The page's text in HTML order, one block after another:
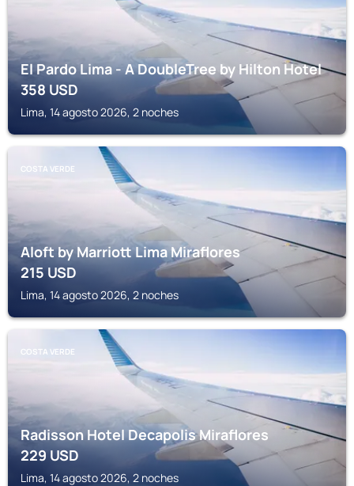
El Pardo Lima - A DoubleTree by Hilton Hotel
358USD
Lima, 14 agosto 2026, 2 noches
COSTA VERDE
Aloft by Marriott Lima Miraflores
215USD
Lima, 14 agosto 2026, 2 noches
COSTA VERDE
Radisson Hotel Decapolis Miraflores
229USD
Lima, 14 agosto 2026, 2 noches